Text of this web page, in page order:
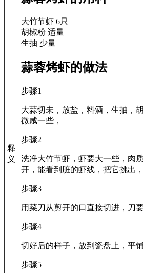
释
义
大竹节虾 6只
胡椒粉 适量
生抽 少量
蒜蓉烤虾的做法
步骤1
大蒜切未，放盐，料酒，生抽，
微咸一些，
步骤2
洗净大竹节虾，虾要大一些，肉
开，能看到脏的虾线，把它挑出，
步骤3
用菜刀从剪开的口直接切进，刀
步骤4
切好后的样子，放到瓷盘上，平
步骤5